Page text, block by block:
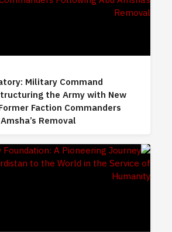
Military Command
the Army with New
Faction Commanders
Removal